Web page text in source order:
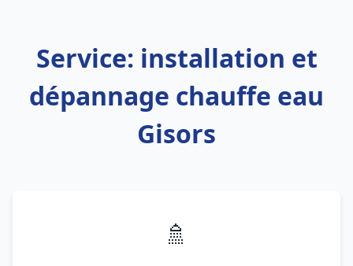
Service: installation et
dépannage chauffe eau
Gisors
🚿